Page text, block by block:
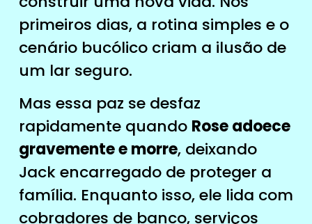
primeiros dias, a rotina simples e o
cenário bucólico criam a ilusão de
um lar seguro.
Mas essa paz se desfaz
rapidamente quando Rose adoece
gravemente e morre, deixando
Jack encarregado de proteger a
família. Enquanto isso, ele lida com
cobradores de banco, serviços